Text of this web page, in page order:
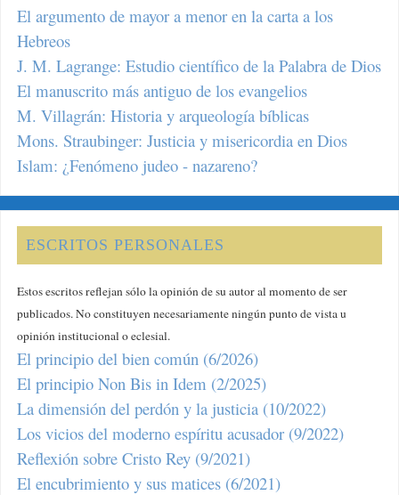
El argumento de mayor a menor en la carta a los
Hebreos
J. M. Lagrange: Estudio científico de la Palabra de Dios
El manuscrito más antiguo de los evangelios
M. Villagrán: Historia y arqueología bíblicas
Mons. Straubinger: Justicia y misericordia en Dios
Islam: ¿Fenómeno judeo - nazareno?
ESCRITOS PERSONALES
Estos escritos reflejan sólo la opinión de su autor al momento de ser
publicados. No constituyen necesariamente ningún punto de vista u
opinión institucional o eclesial.
El principio del bien común (6/2026)
El principio Non Bis in Idem (2/2025)
La dimensión del perdón y la justicia (10/2022)
Los vicios del moderno espíritu acusador (9/2022)
Reflexión sobre Cristo Rey (9/2021)
El encubrimiento y sus matices (6/2021)